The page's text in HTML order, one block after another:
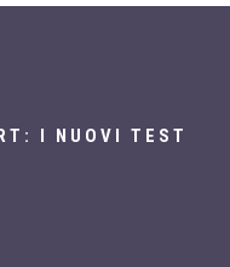
I NUOVI TEST